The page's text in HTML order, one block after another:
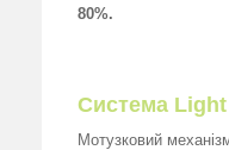
80%.
Система
Мотузковий